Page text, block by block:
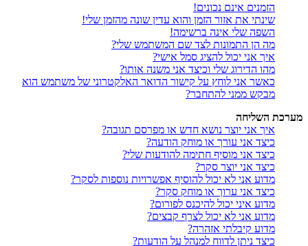
הזמנים אינם נכונים!
שינתי את אזור הזמן והוא עדין שונה מהזמן שלי!
השפה שלי אינה ברשימה!
מה הן התמונות לצד שם המשתמש שלי?
איך אני יכול להציג סמל אישי?
מהו הדירוג שלי וכיצד אני משנה אותו?
כאשר אני לוחץ על קישור הדואר האלקטרוני של משתמש הוא
מבקש ממני להתחבר?
מערכת השליחה
איך אני יוצר נושא חדש או מפרסם תגובה?
כיצד אני עורך או מוחק הודעה?
כיצד אני מוסיף חתימה להודעות שלי?
כיצד אני יוצר סקר?
מדוע אני לא יכול להוסיף אפשרויות נוספות לסקר?
כיצד אני ערוך או מוחק סקר?
מדוע איני יכול להיכנס לפורום?
מדוע אני לא יכול לצרף קבצים?
מדוע קיבלתי אזהרה?
כיצד ניתן לדווח למנהל על הודעות?